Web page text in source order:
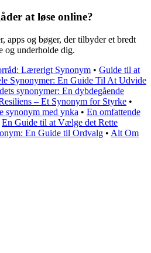
at løse online?
apps og bøger, der tilbyder et bredt
og underholde dig.
Lærerigt Synonym • Guide til at
Synonymer: En Guide Til At Udvide
synonymer: En dybdegående
– Et Synonym for Styrke •
synonym med ynka • En omfattende
En Guide til at Vælge det Rette
En Guide til Ordvalg • Alt Om